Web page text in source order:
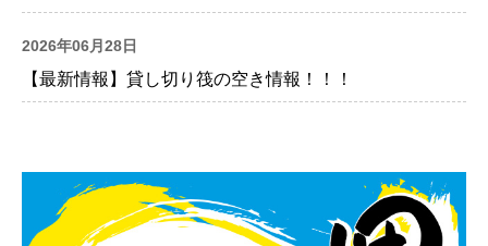
2026年06月28日
【最新情報】貸し切り筏の空き情報！！！